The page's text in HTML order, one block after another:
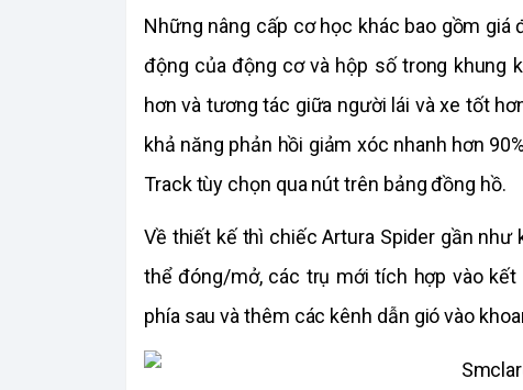
Những nâng cấp cơ học khác bao gồm
động của động cơ và hộp số trong khung
hơn và tương tác giữa người lái và xe tốt
khả năng phản hồi giảm xóc nhanh hơn
Track tùy chọn qua nút trên bảng đồng hồ.
Về thiết kế thì chiếc Artura Spider gần
thể đóng/mở, các trụ mới tích hợp vào
phía sau và thêm các kênh dẫn gió vào